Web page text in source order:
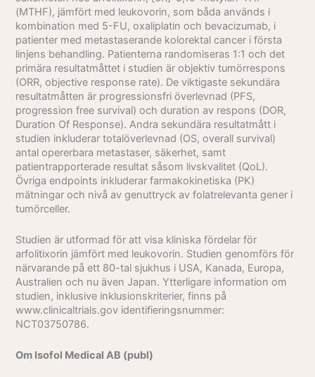
(MTHF), jämfört med leukovorin, som båda används i
kombination med 5-FU, oxaliplatin och bevacizumab, i
patienter med metastaserande kolorektal cancer i första
linjens behandling. Patienterna randomiseras 1:1 och det
primära resultatmåttet i studien är objektiv tumörrespons
(ORR, objective response rate). De viktigaste sekundära
resultatmåtten är progressionsfri överlevnad (PFS,
progression free survival) och duration av respons (DOR,
Duration Of Response). Andra sekundära resultatmått i
studien inkluderar totalöverlevnad (OS, overall survival)
antal opererbara metastaser, säkerhet, samt
patientrapporterade resultat såsom livskvalitet (QoL).
Övriga endpoints inkluderar farmakokinetiska (PK)
mätningar och nivå av genuttryck av folatrelevanta gener i
tumörceller.
Studien är utformad för att visa kliniska fördelar för
arfolitixorin jämfört med leukovorin. Studien genomförs för
närvarande på ett 80-tal sjukhus i USA, Kanada, Europa,
Australien och nu även Japan. Ytterligare information om
studien, inklusive inklusionskriterier, finns på
www.clinicaltrials.gov identifieringsnummer:
NCT03750786.
Om Isofol Medical AB (publ)